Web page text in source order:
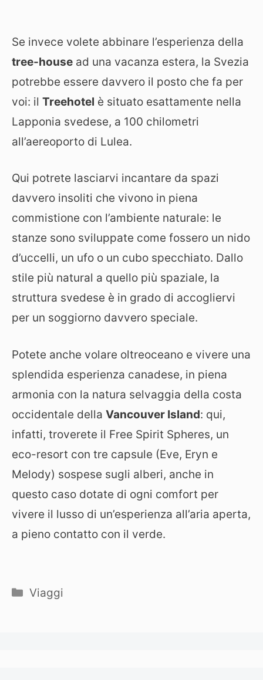
Se invece volete abbinare l’esperienza della
tree-house ad una vacanza estera, la Svezia
potrebbe essere davvero il posto che fa per
voi: il Treehotel è situato esattamente nella
Lapponia svedese, a 100 chilometri
all’aereoporto di Lulea.
Qui potrete lasciarvi incantare da spazi
davvero insoliti che vivono in piena
commistione con l’ambiente naturale: le
stanze sono sviluppate come fossero un nido
d’uccelli, un ufo o un cubo specchiato. Dallo
stile più natural a quello più spaziale, la
struttura svedese è in grado di accogliervi
per un soggiorno davvero speciale.
Potete anche volare oltreoceano e vivere una
splendida esperienza canadese, in piena
armonia con la natura selvaggia della costa
occidentale della Vancouver Island: qui,
infatti, troverete il Free Spirit Spheres, un
eco-resort con tre capsule (Eve, Eryn e
Melody) sospese sugli alberi, anche in
questo caso dotate di ogni comfort per
vivere il lusso di un’esperienza all’aria aperta,
a pieno contatto con il verde.
Categorie
Viaggi